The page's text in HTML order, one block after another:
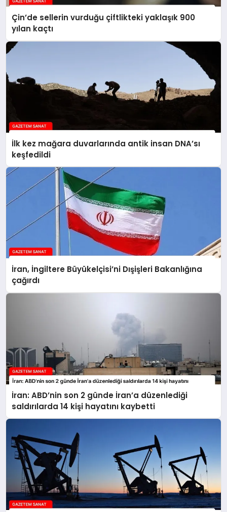
Çin’de sellerin vurduğu çiftlikteki yaklaşık 900
yılan kaçtı
İlk kez mağara duvarlarında antik insan DNA’sı
keşfedildi
İran, İngiltere Büyükelçisi’ni Dışişleri Bakanlığına
çağırdı
İran: ABD’nin son 2 günde İran’a düzenlediği
saldırılarda 14 kişi hayatını kaybetti